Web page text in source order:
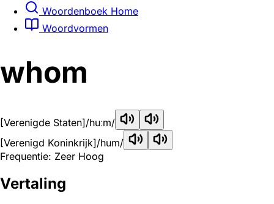
Woordenboek Home
Woordvormen
whom
[Verenigde Staten]/huːm/
[Verenigd Koninkrijk]/hum/
Frequentie: Zeer Hoog
Vertaling